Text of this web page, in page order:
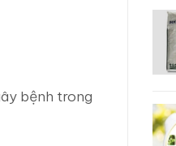
bệnh trong